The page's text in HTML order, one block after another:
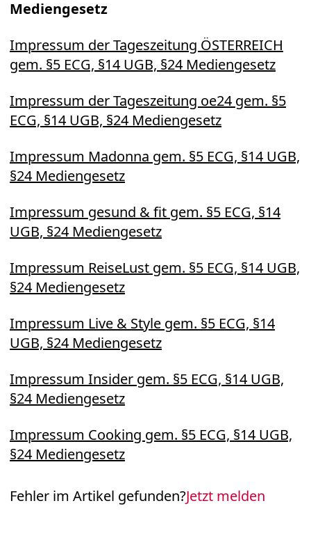
Mediengesetz
Impressum der Tageszeitung ÖSTERREICH
gem. §5 ECG, §14 UGB, §24 Mediengesetz
Impressum der Tageszeitung oe24 gem. §5
ECG, §14 UGB, §24 Mediengesetz
Impressum Madonna gem. §5 ECG, §14 UGB,
§24 Mediengesetz
Impressum gesund & fit gem. §5 ECG, §14
UGB, §24 Mediengesetz
Impressum ReiseLust gem. §5 ECG, §14 UGB,
§24 Mediengesetz
Impressum Live & Style gem. §5 ECG, §14
UGB, §24 Mediengesetz
Impressum Insider gem. §5 ECG, §14 UGB,
§24 Mediengesetz
Impressum Cooking gem. §5 ECG, §14 UGB,
§24 Mediengesetz
Fehler im Artikel gefunden?Jetzt melden